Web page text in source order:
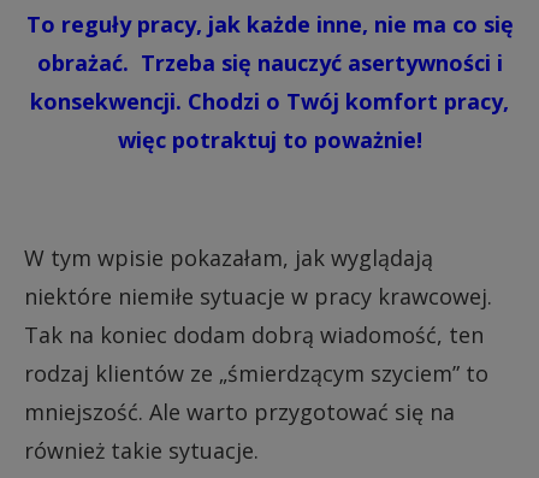
To reguły pracy, jak każde inne, nie ma co się
obrażać. Trzeba się nauczyć asertywności i
konsekwencji. Chodzi o Twój komfort pracy,
więc potraktuj to poważnie!
W tym wpisie pokazałam, jak wyglądają
niektóre niemiłe sytuacje w pracy krawcowej.
Tak na koniec dodam dobrą wiadomość, ten
rodzaj klientów ze „śmierdzącym szyciem” to
mniejszość. Ale warto przygotować się na
również takie sytuacje.